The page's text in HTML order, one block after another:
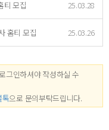
티 모집 25.03.28
홈티 모집 25.03.26
그인하셔야 작성하실 수
톡으로 문의부탁드립니다.